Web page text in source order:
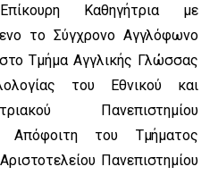
Καθηγήτρια με
το Σύγχρονο Αγγλόφωνο
Τμήμα Αγγλικής Γλώσσας
του Εθνικού και
Πανεπιστημίου
Απόφοιτη του Τμήματος
Πανεπιστημίου